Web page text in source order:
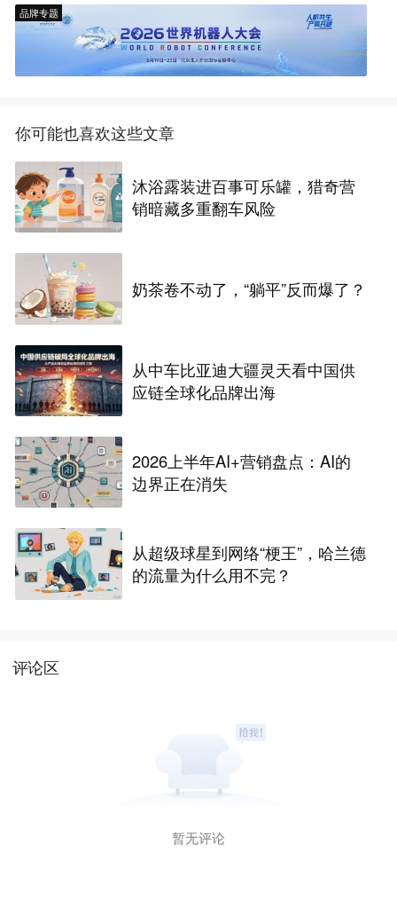
品牌专题
你可能也喜欢这些文章
沐浴露装进百事可乐罐，猎奇营
销暗藏多重翻车风险
奶茶卷不动了，“躺平”反而爆了？
从中车比亚迪大疆灵天看中国供
应链全球化品牌出海
2026上半年AI+营销盘点：AI的
边界正在消失
从超级球星到网络“梗王”，哈兰德
的流量为什么用不完？
评论区
暂无评论